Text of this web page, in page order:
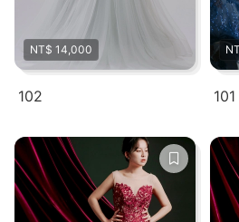
NT$ 14,000
102 101